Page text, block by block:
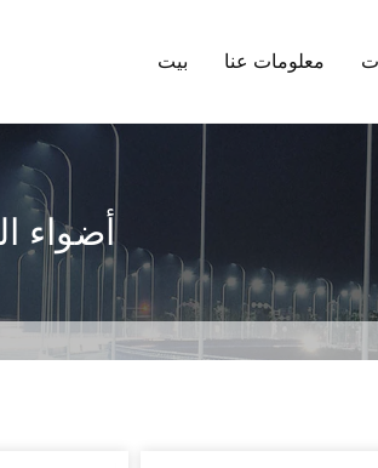
بيت معلومات عنا
أضواء